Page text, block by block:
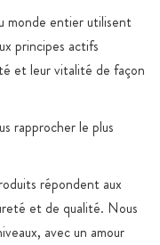
monde entier utilisent
principes actifs
et leur vitalité de façon
rapprocher le plus
répondent aux
et de qualité. Nous
avec un amour